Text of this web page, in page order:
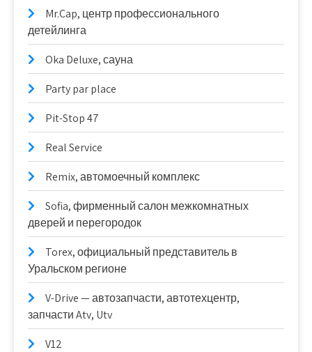
Mr.Cap, центр профессионального
детейлинга
Oka Deluxe, сауна
Party par place
Pit-Stop 47
Real Service
Remix, автомоечный комплекс
Sofia, фирменный салон межкомнатных
дверей и перегородок
Torex, официальный представитель в
Уральском регионе
V-Drive — автозапчасти, автотехцентр,
запчасти Atv, Utv
V12